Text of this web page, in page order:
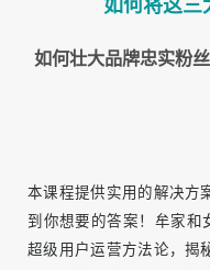
品牌如何培
如何以小搏大做好
怎么稳固提升用